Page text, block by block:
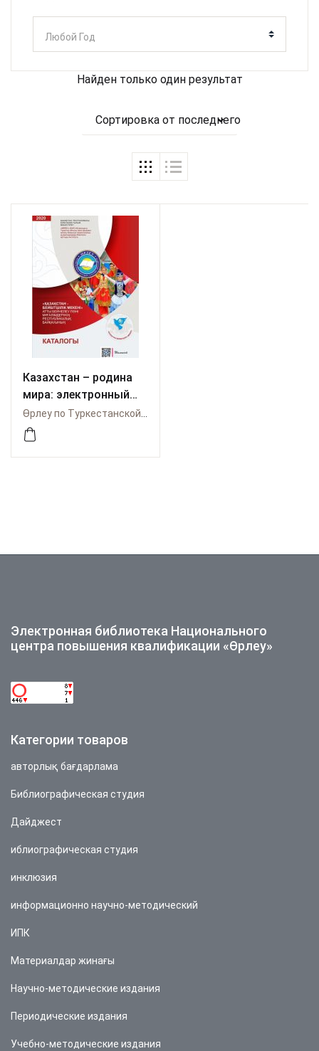
Найден только один результат
Сортировка от последнего
Казахстан – родина
мира: электронный
каталог
республиканского
конкурса учителей
Любой Год
Электронная библиотека Национального
центра повышения квалификации «Өрлеу»
Категории товаров
авторлық бағдарлама
Библиографическая студия
Дайджест
иблиографическая студия
инклюзия
информационно научно-методический
ИПК
Материалдар жинағы
Научно-методические издания
Периодические издания
Учебно-методические издания